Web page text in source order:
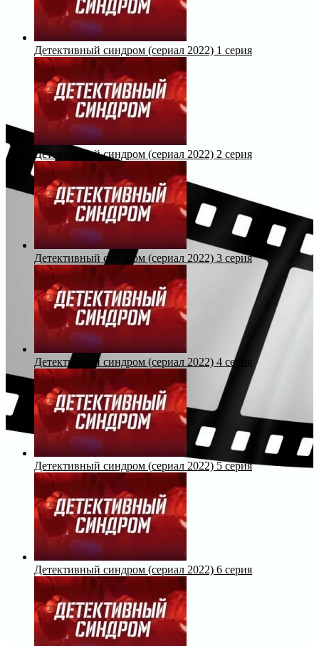
Детективный синдром (сериал 2022) 1 серия
Детективный синдром (сериал 2022) 2 серия
Детективный синдром (сериал 2022) 3 серия
Детективный синдром (сериал 2022) 4 серия
Детективный синдром (сериал 2022) 5 серия
Детективный синдром (сериал 2022) 6 серия